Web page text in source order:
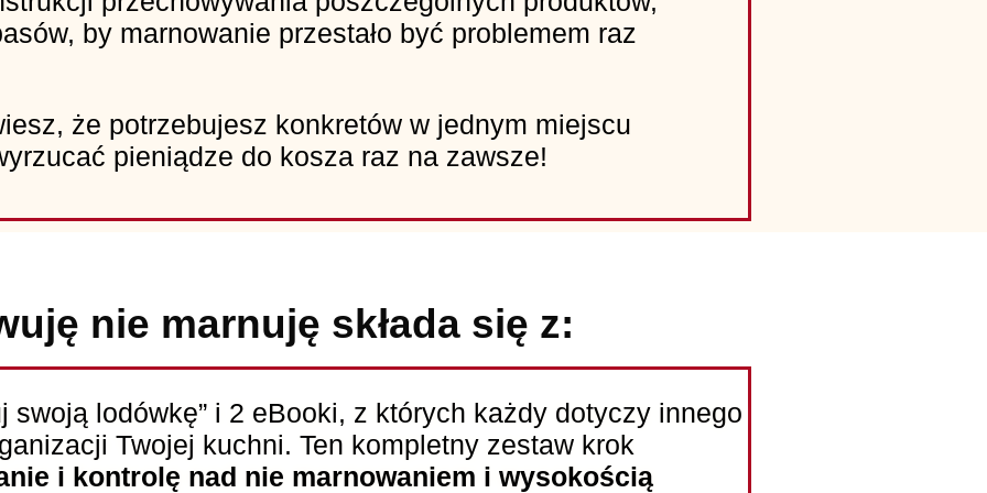
by marnowanie przestało być problemem raz
że potrzebujesz konkretów w jednym miejscu
pieniądze do kosza raz na zawsze!
nie marnuję składa się z:
swoją lodówkę” i 2 eBooki, z których każdy dotyczy innego
Twojej kuchni. Ten kompletny zestaw krok
i kontrolę nad nie marnowaniem i wysokością